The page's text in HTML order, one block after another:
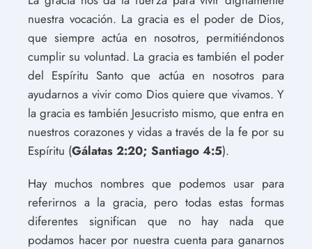
nuestra vocación. La gracia es el poder de Dios,
que siempre actúa en nosotros, permitiéndonos
cumplir su voluntad. La gracia es también el poder
del Espíritu Santo que actúa en nosotros para
ayudarnos a vivir como Dios quiere que vivamos. Y
la gracia es también Jesucristo mismo, que entra en
nuestros corazones y vidas a través de la fe por su
Espíritu (Gálatas 2:20; Santiago 4:5).
Hay muchos nombres que podemos usar para
referirnos a la gracia, pero todas estas formas
diferentes significan que no hay nada que
podamos hacer por nuestra cuenta para ganarnos